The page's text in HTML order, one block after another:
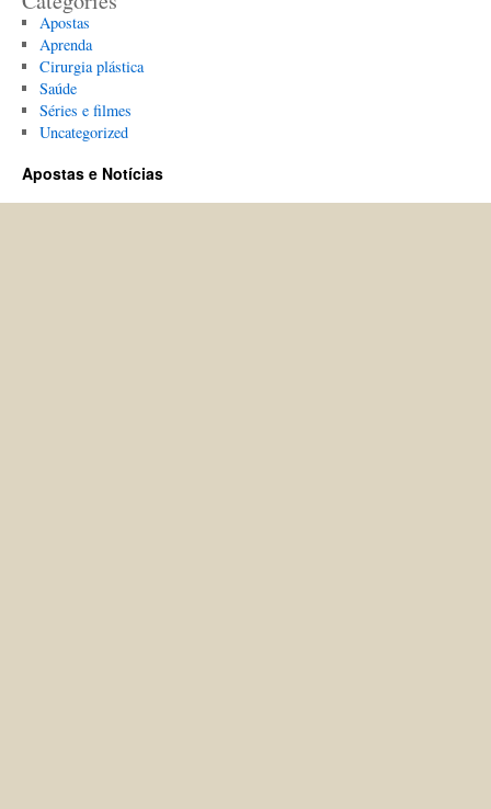
Apostas
Aprenda
Cirurgia plástica
Saúde
Séries e filmes
Uncategorized
Apostas e Notícias